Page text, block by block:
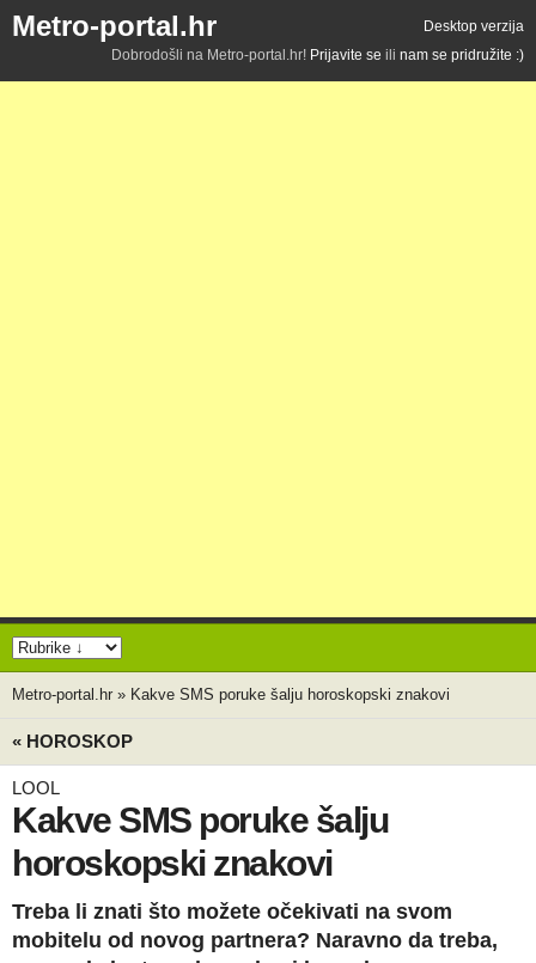
Metro-portal.hr
Desktop verzija
Dobrodošli na Metro-portal.hr! Prijavite se ili nam se pridružite :)
Metro-portal.hr » Kakve SMS poruke šalju horoskopski znakovi
« HOROSKOP
LOOL
Kakve SMS poruke šalju
horoskopski znakovi
Treba li znati što možete očekivati na svom
mobitelu od novog partnera? Naravno da treba,